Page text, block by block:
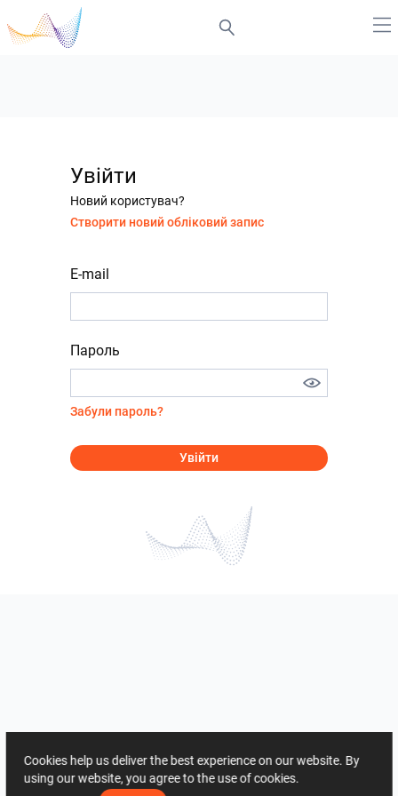
Увійти
Новий користувач?
Створити новий обліковий запис
E-mail
Пароль
Забули пароль?
Увійти
Cookies help us deliver the best experience on our website. By
using our website, you agree to the use of cookies.